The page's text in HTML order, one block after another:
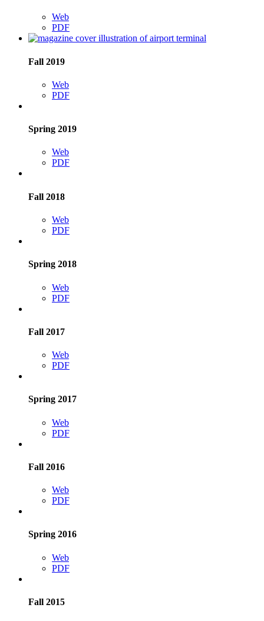
Web
PDF
Fall 2019
Web
PDF
Spring 2019
Web
PDF
Fall 2018
Web
PDF
Spring 2018
Web
PDF
Fall 2017
Web
PDF
Spring 2017
Web
PDF
Fall 2016
Web
PDF
Spring 2016
Web
PDF
Fall 2015